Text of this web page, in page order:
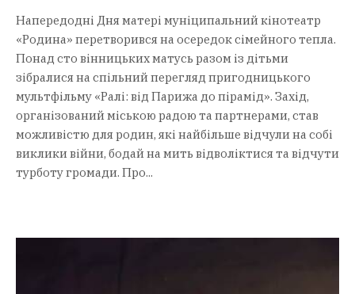
Напередодні Дня матері муніципальний кінотеатр
«Родина» перетворився на осередок сімейного тепла.
Понад сто вінницьких матусь разом із дітьми
зібралися на спільний перегляд пригодницького
мультфільму «Ралі: від Парижа до пірамід». Захід,
організований міською радою та партнерами, став
можливістю для родин, які найбільше відчули на собі
виклики війни, бодай на мить відволіктися та відчути
турботу громади. Про...